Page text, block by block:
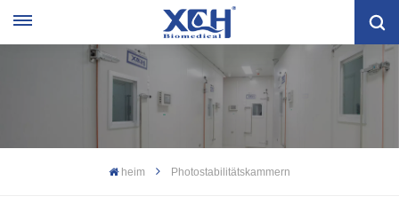
heim Photostabilitätskammern